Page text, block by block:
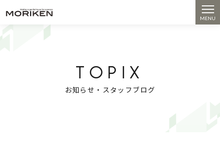
コンセプト
TOPIX
お知らせ・スタッフブログ